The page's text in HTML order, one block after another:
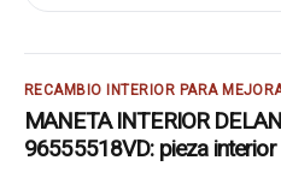
RECAMBIO INTERIOR PARA
MANETA INTERIOR
96555518VD: pieza